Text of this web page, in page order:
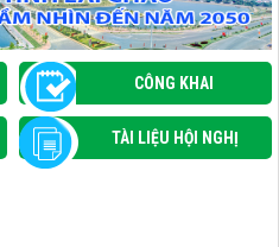
CÔNG KHAI
TÀI LIỆU HỘI NGHỊ